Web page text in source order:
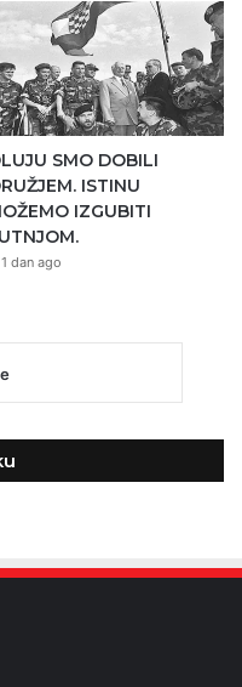
SMO DOBILI
ISTINU
IZGUBITI
1 dan ago